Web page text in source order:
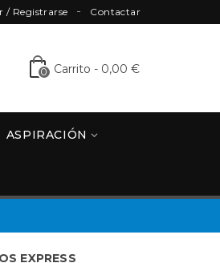
Contactar
/ Registrarse
0 Carrito - 0,00 €
ASPIRACIÓN
EXPRESS